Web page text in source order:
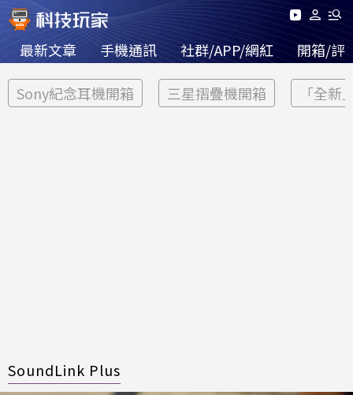
最新文章 手機通訊 社群/APP/網紅 開箱/評
Sony紀念耳機開箱 三星摺疊機開箱 「全新
SoundLink Plus